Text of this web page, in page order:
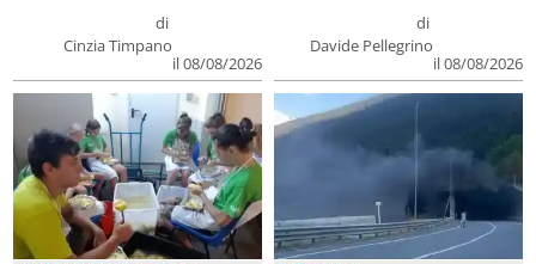
di
Cinzia Timpano
il 08/08/2026
di
Davide Pellegrino
il 08/08/2026